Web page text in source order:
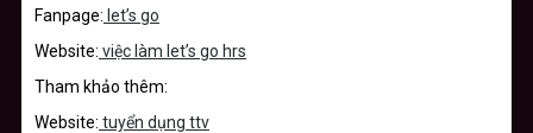
Fanpage: let’s go
Website: việc làm let’s go hrs
Tham khảo thêm:
Website: tuyển dụng ttv